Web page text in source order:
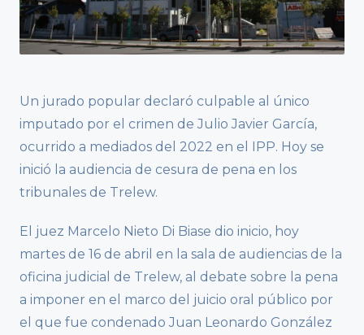
Un jurado popular declaró culpable al único
imputado por el crimen de Julio Javier García,
ocurrido a mediados del 2022 en el IPP. Hoy se
inició la audiencia de cesura de pena en los
tribunales de Trelew.
El juez Marcelo Nieto Di Biase dio inicio, hoy
martes de 16 de abril en la sala de audiencias de la
oficina judicial de Trelew, al debate sobre la pena
a imponer en el marco del juicio oral público por
el que fue condenado Juan Leonardo González